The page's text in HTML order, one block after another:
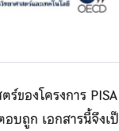
ของโครงการ
อบถูก เอกสารนี้จึง